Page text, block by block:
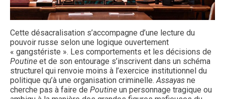
Cette désacralisation s’accompagne d’une lecture du
pouvoir russe selon une logique ouvertement
« gangstériste ». Les comportements et les décisions de
Poutine et de son entourage s’inscrivent dans un schéma
structurel qui renvoie moins à l’exercice institutionnel du
politique qu’à une organisation criminelle.Assayas ne
cherche pas à faire de Poutine un personnage tragique ou